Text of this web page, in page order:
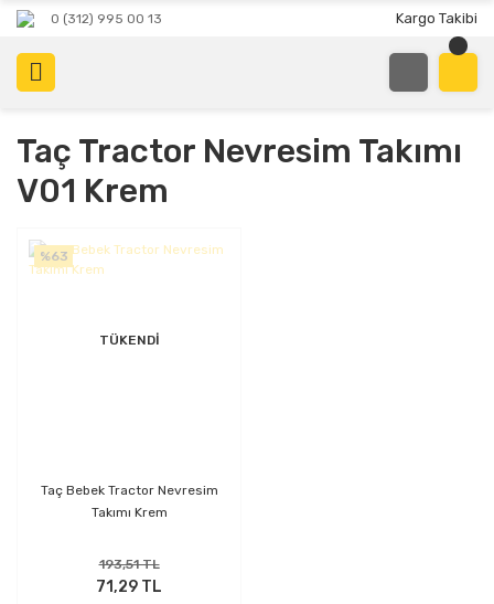
0 (312) 995 00 13 Kargo Takibi
Taç Tractor Nevresim Takımı
V01 Krem
%63
TÜKENDİ
Taç Bebek Tractor Nevresim
Takımı Krem
193,51 TL
71,29 TL